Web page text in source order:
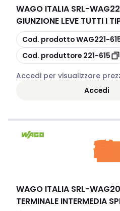
WAGO ITALIA SRL-
GIUNZIONE LEVE TUTTI I
copia
Cod. prodottoWAG221-
copia
Cod. produttore 221-615
Accedi per visualizzare
Accedi
WAGO ITALIA SRL-
TERMINALE INTERMEDIA